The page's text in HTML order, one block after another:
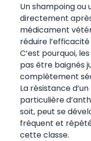
Un shampoing ou
directement
médicament
réduire
C’est pourquoi,
pas être baignés
complètement
La résistance
particulière
soit, peut se
fréquent et
cette classe.